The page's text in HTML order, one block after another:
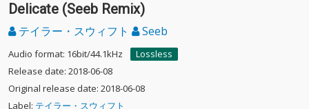
Delicate (Seeb Remix)
テイラー・スウィフト Seeb
Audio format: 16bit/44.1kHz
Lossless
Release date: 2018-06-08
Original release date: 2018-06-08
Label: テイラー・スウィフト